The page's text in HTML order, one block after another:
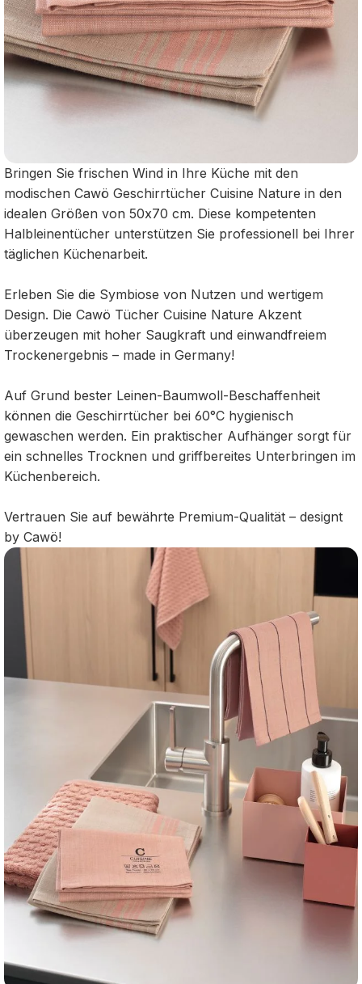
Bringen Sie frischen Wind in Ihre Küche mit den
modischen Cawö Geschirrtücher Cuisine Nature in den
idealen Größen von 50x70 cm. Diese kompetenten
Halbleinentücher unterstützen Sie professionell bei Ihrer
täglichen Küchenarbeit.
Erleben Sie die Symbiose von Nutzen und wertigem
Design. Die Cawö Tücher Cuisine Nature Akzent
überzeugen mit hoher Saugkraft und einwandfreiem
Trockenergebnis – made in Germany!
Auf Grund bester Leinen-Baumwoll-Beschaffenheit
können die Geschirrtücher bei 60°C hygienisch
gewaschen werden. Ein praktischer Aufhänger sorgt für
ein schnelles Trocknen und griffbereites Unterbringen im
Küchenbereich.
Vertrauen Sie auf bewährte Premium-Qualität – designt
by Cawö!